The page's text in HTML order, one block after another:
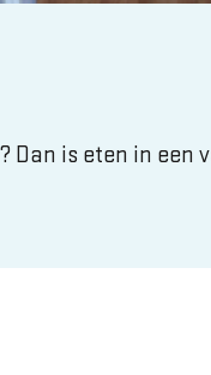
Dan is eten in een